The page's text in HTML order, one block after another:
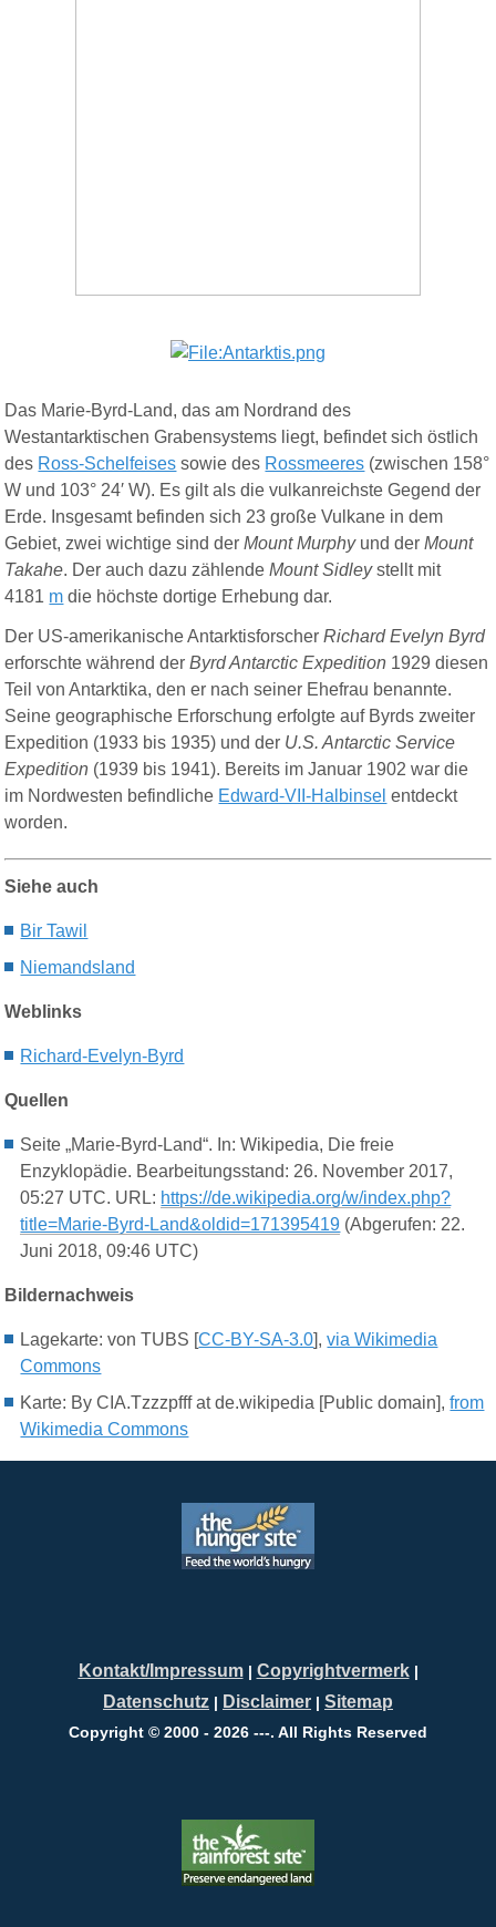
Das Marie-Byrd-Land, das am Nordrand des
Westantarktischen Grabensystems liegt, befindet sich östlich
des Ross-Schelfeises sowie des Rossmeeres (zwischen 158°
W und 103° 24′ W). Es gilt als die vulkanreichste Gegend der
Erde. Insgesamt befinden sich 23 große Vulkane in dem
Gebiet, zwei wichtige sind derMount Murphyund derMount
Takahe. Der auch dazu zählendeMount Sidleystellt mit
4181 m die höchste dortige Erhebung dar.
Der US-amerikanische AntarktisforscherRichard Evelyn Byrd
erforschte während derByrd Antarctic Expedition 1929 diesen
Teil von Antarktika, den er nach seiner Ehefrau benannte.
Seine geographische Erforschung erfolgte auf Byrds zweiter
Expedition (1933 bis 1935) und der U.S. Antarctic Service
Expedition (1939 bis 1941). Bereits im Januar 1902 war die
im Nordwesten befindliche Edward-VII-Halbinsel entdeckt
worden.
Siehe auch
Bir Tawil
Niemandsland
Weblinks
Richard-Evelyn-Byrd
Quellen
Seite „Marie-Byrd-Land“. In: Wikipedia, Die freie
Enzyklopädie. Bearbeitungsstand: 26. November 2017,
05:27 UTC. URL: https://de.wikipedia.org/w/index.php?
title=Marie-Byrd-Land&oldid=171395419 (Abgerufen: 22.
Juni 2018, 09:46 UTC)
Bildernachweis
Lagekarte: von TUBS [CC-BY-SA-3.0],via Wikimedia
Commons
Karte: By CIA.Tzzzpfff at de.wikipedia [Public domain],from
Wikimedia Commons
Kontakt/Impressum| Copyrightvermerk|
Datenschutz | Disclaimer | Sitemap
Copyright © 2000 - 2026 ---. All Rights Reserved